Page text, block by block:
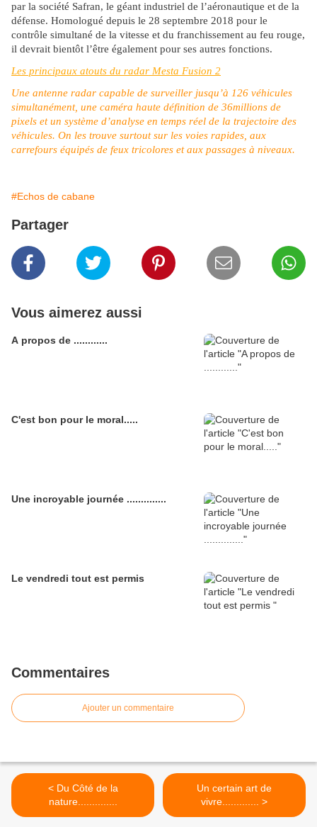
par la société Safran, le géant industriel de l’aéronautique et de la
défense. Homologué depuis le 28 septembre 2018 pour le
contrôle simultané de la vitesse et du franchissement au feu rouge,
il devrait bientôt l’être également pour ses autres fonctions.
Les principaux atouts du radar Mesta Fusion 2
Une antenne radar capable de surveiller jusqu’à 126­ véhicules
simultanément, une caméra haute définition de 36­millions de
pixels et un système d’analyse en temps réel de la trajectoire des
véhicules. On les trouve surtout sur les voies rapides, aux
carrefours équipés de feux tricolores et aux passages à niveaux.
#Echos de cabane
Partager
Vous aimerez aussi
A propos de ............
C'est bon pour le moral.....
Une incroyable journée ..............
Le vendredi tout est permis
Commentaires
Ajouter un commentaire
< Du Côté de la
nature..............
Un certain art de
vivre............. >